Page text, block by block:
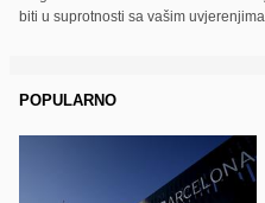
biti u suprotnosti sa vašim uvjerenjima.
POPULARNO